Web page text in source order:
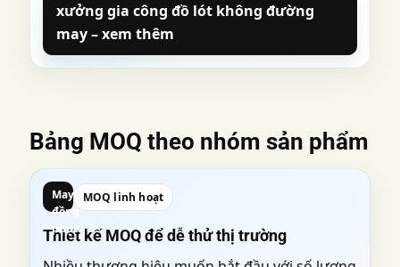
xưởng gia công đồ lót không đường
may– xem thêm
Bảng MOQ theo nhóm sản phẩm
May
đồng
phục
MOQ linh hoạt
Thiết kế MOQ để dễ thử thị trường